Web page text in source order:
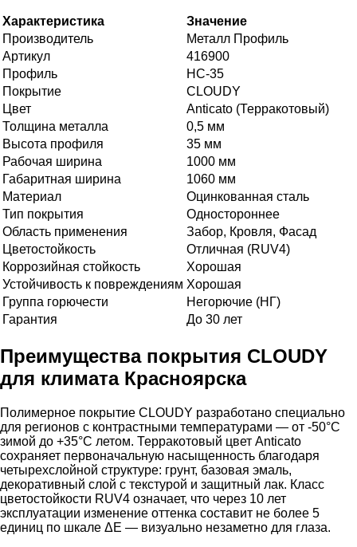
Характеристика
Значение
Производитель
Металл Профиль
Артикул
416900
Профиль
НС-35
Покрытие
CLOUDY
Цвет
Anticato (Терракотовый)
Толщина металла
0,5 мм
Высота профиля
35 мм
Рабочая ширина
1000 мм
Габаритная ширина
1060 мм
Материал
Оцинкованная сталь
Тип покрытия
Одностороннее
Область применения
Забор, Кровля, Фасад
Цветостойкость
Отличная (RUV4)
Коррозийная стойкость
Хорошая
Устойчивость к повреждениям Хорошая
Группа горючести
Негорючие (НГ)
Гарантия
До 30 лет
Преимущества покрытия CLOUDY
для климата Красноярска
Полимерное покрытие CLOUDY разработано специально
для регионов с контрастными температурами — от -50°C
зимой до +35°C летом. Терракотовый цвет Anticato
сохраняет первоначальную насыщенность благодаря
четырехслойной структуре: грунт, базовая эмаль,
декоративный слой с текстурой и защитный лак. Класс
цветостойкости RUV4 означает, что через 10 лет
эксплуатации изменение оттенка составит не более 5
единиц по шкале ΔE — визуально незаметно для глаза.